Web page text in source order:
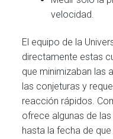
velocidad.
El equipo de la
directamente estas
que minimizaban las
las conjeturas y
reacción rápidos.
ofrece algunas de
hasta la fecha de